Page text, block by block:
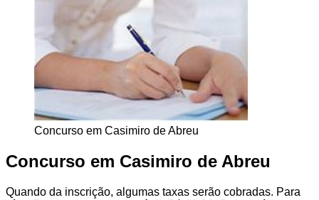
Concurso em Casimiro de Abreu
Concurso em Casimiro de Abreu
Quando da inscrição, algumas taxas serão cobradas. Para